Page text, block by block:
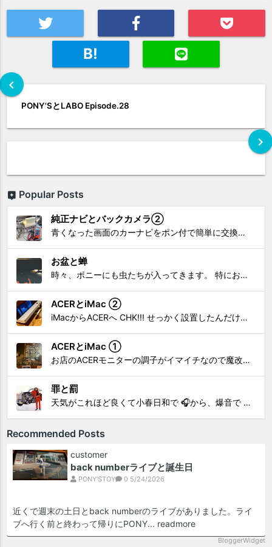
B!
chevron_left
PONY'SとLABO Episode.28
chevron_right
Popular Posts
純正ナビとバックカメラ②
青くなった画面のカーナビをポン付で簡単に交換、出来ると思っていたら意外と闇多め!!!なDAY①から続く今回は、DAY②。 テスターで調べてみたのだが、結果的にバックカメラからナビ裏まで来てる、配線を見つけることが出来なかった前回。気付けば闇w。 さてさて、この頃のDVDナビ的なT...
お盆と蝉
時々、ポニーにも虫たちが入ってきます。 特にお盆の頃はどの虫かと気になり探してしまう。 今まではキリギリスやすいっちょん、今思えば今年は蝉だったのかな。
ACERとiMac ②
iMacからACERへ CHK!!! せっかく設置したんだけど〜 画面が真っ暗じゃしょうがないわな。 元のACERモニターを再度、設置🔥 画面のチラツキ、乱れなど不具合、多めですが 見れないより良い。 iMacへ繋いだ時、疑問があった。 せっかくの解像度を生かしてないこと。 2...
ACERとiMac ①
お店のACERモニターの調子がイマイチなので魔改造したiMacと入れ替え 外は豪雨、何処へも行かない火曜。 コツコツ作業スタートです!!! CHK!!! 何年かぶりにモニターを降ろした。 配線がぐちゃぐちゃ😂 要らないケーブルなど、使っていない部材などなど片付けて、拭き掃除w。...
罪と罰
天気がこれほど良くて小春日和で 🎧から、爆音で この曲しかない。 ループ・リピート再生。 CHK!!! ちなみに自分。 60歳になったら、この色でW114 乗っていたいですね。 罪と罰 PV このミュージック・ビデオ「罪と罰」は"自分のクルマを切る"というコ...
Recommended Posts
customer
back numberライブと誕生日
PONY'STOY 0 5/24/2026
近くで週末の土日とback numberのライブがありました。ライ
ブへ行く前と終わって帰りにPONY... readmore
BloggerWidget